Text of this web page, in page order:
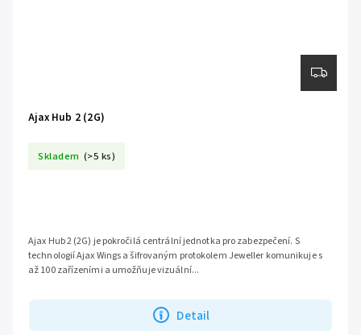
Ajax Hub 2 (2G)
Skladem (>5 ks)
Detail
Ajax Hub 2 (2G) je pokročilá centrální jednotka pro zabezpečení. S
technologií Ajax Wings a šifrovaným protokolem Jeweller komunikuje s
až 100 zařízeními a umožňuje vizuální...